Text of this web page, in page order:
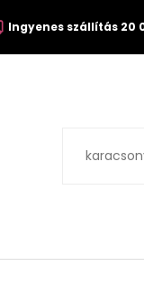
Ingyenes szállítás 20